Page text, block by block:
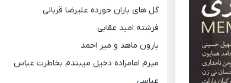
گل های باران خورده علیرضا قربانی
فرشته امید عقابی
بارون ماهد و میر احمد
میرم امامزاده دخیل میبندم بخاطرت عباس
عباسی